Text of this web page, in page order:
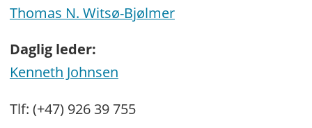
Thomas N. Witsø-Bjølmer
Daglig leder:
Kenneth Johnsen
Tlf: (+47) 926 39 755